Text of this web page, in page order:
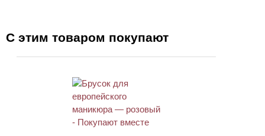
С этим товаром покупают